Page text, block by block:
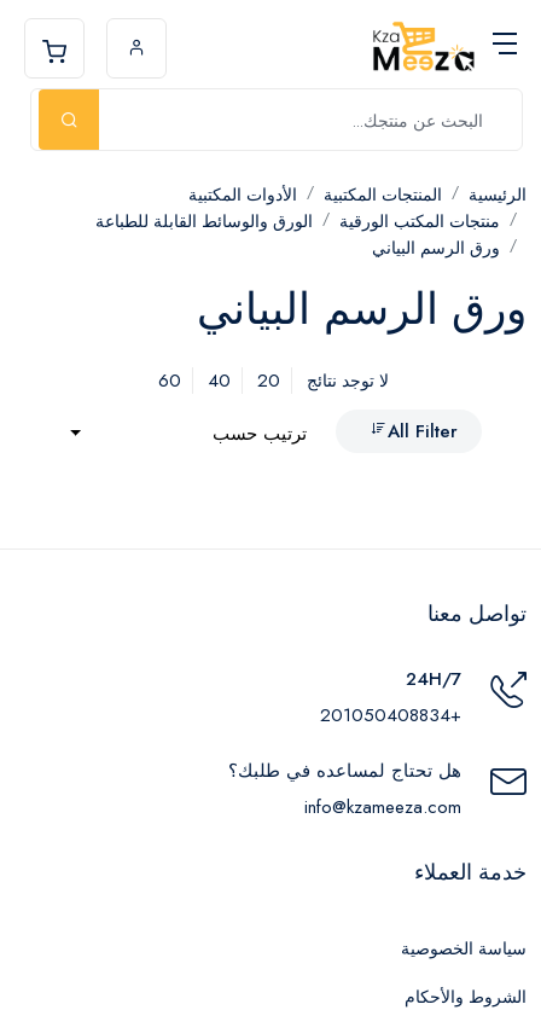
الرئيسية المنتجات المكتبية
الأدوات المكتبية
منتجات المكتب الورقية
الورق والوسائط القابلة للطباعة
ورق الرسم البياني
ورق الرسم البياني
لا توجد نتائج 20
40
60
All Filter
ترتيب حسب
تواصل معنا
24H/7
+201050408834
هل تحتاج لمساعده في طلبك؟
info@kzameeza.com
خدمة العملاء
سياسة الخصوصية
الشروط والأحكام